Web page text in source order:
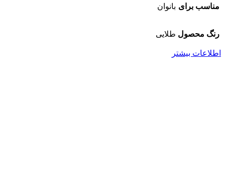
مناسب برای بانوان
رنگ محصول طلایی
اطلاعات بیشتر